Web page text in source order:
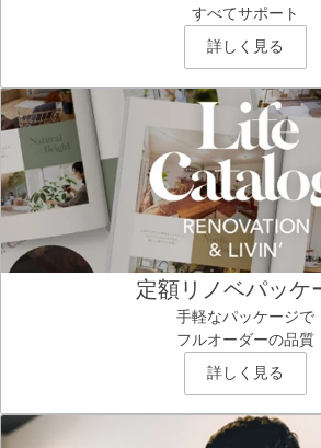
すべてサポート
詳しく見る
定額リノベパッケ
手軽なパッケージで
フルオーダーの品質
詳しく見る